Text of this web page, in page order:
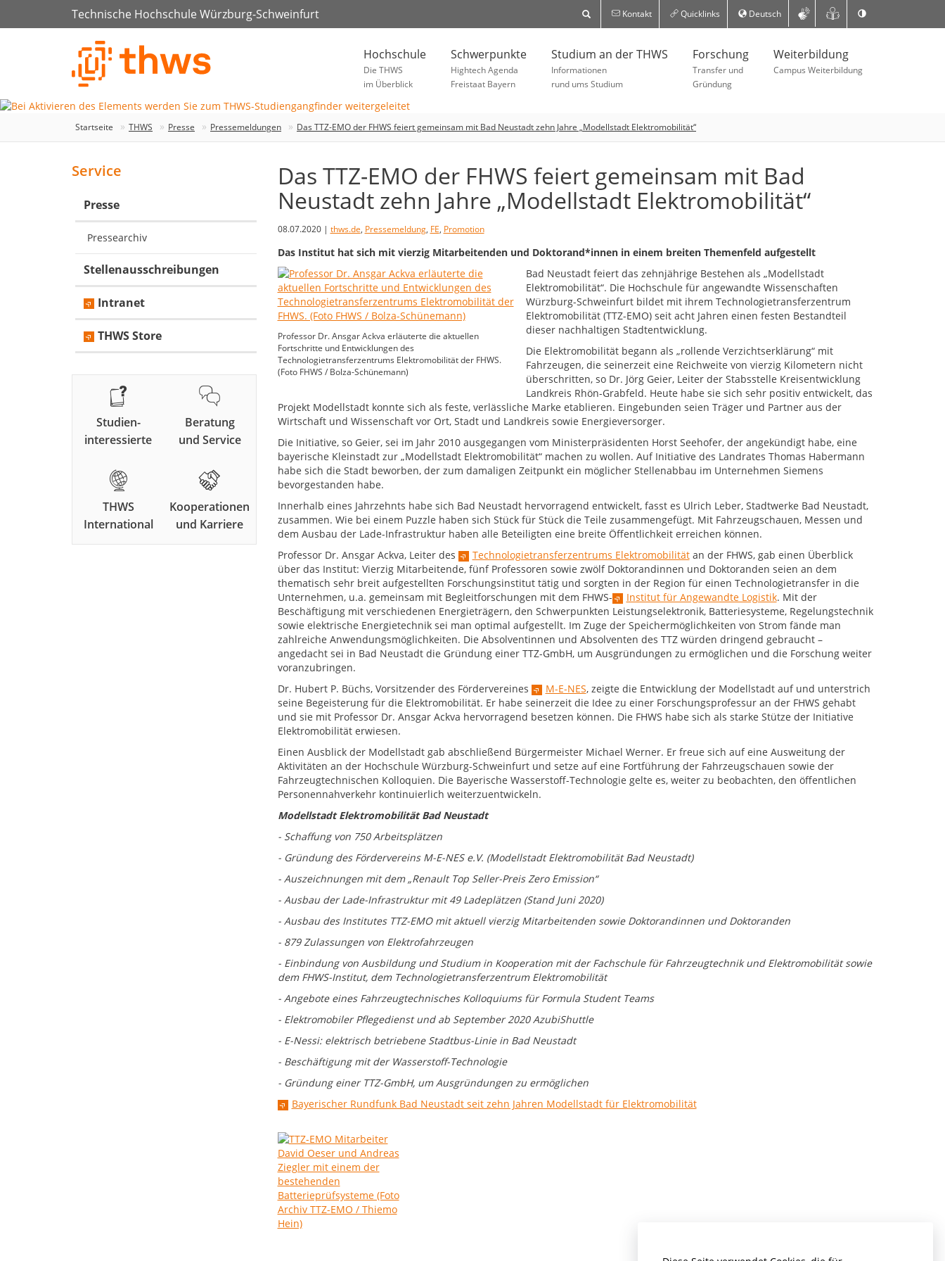
Technische Hochschule Würzburg-Schweinfurt Kontakt Quicklinks Deutsch
Hochschule
Die THWS
im Überblick
Schwerpunkte
Hightech Agenda
Freistaat Bayern
Studium an der THWS
Informationen
rund ums Studium
Forschung
Transfer und
Gründung
Weiterbildung
Campus Weiterbildung
Startseite THWS Presse Pressemeldungen Das TTZ-EMO der FHWS feiert gemeinsam mit Bad Neustadt zehn Jahre „Modellstadt Elektromobilität“
Das TTZ-EMO der FHWS feiert gemeinsam mit Bad
Neustadt zehn Jahre „Modellstadt Elektromobilität“
08.07.2020 | thws.de, Pressemeldung, FE, Promotion
Das Institut hat sich mit vierzig Mitarbeitenden und Doktorand*innen in einem breiten Themenfeld aufgestellt
Professor Dr. Ansgar Ackva erläuterte die aktuellen
Fortschritte und Entwicklungen des
Technologietransferzentrums Elektromobilität der FHWS.
(Foto FHWS / Bolza-Schünemann)
Bad Neustadt feiert das zehnjährige Bestehen als „Modellstadt
Elektromobilität“. Die Hochschule für angewandte Wissenschaften
Würzburg-Schweinfurt bildet mit ihrem Technologietransferzentrum
Elektromobilität (TTZ-EMO) seit acht Jahren einen festen Bestandteil
dieser nachhaltigen Stadtentwicklung.
Die Elektromobilität begann als „rollende Verzichtserklärung“ mit
Fahrzeugen, die seinerzeit eine Reichweite von vierzig Kilometern nicht
überschritten, so Dr. Jörg Geier, Leiter der Stabsstelle Kreisentwicklung
Landkreis Rhön-Grabfeld. Heute habe sie sich sehr positiv entwickelt, das
Projekt Modellstadt konnte sich als feste, verlässliche Marke etablieren. Eingebunden seien Träger und Partner aus der
Wirtschaft und Wissenschaft vor Ort, Stadt und Landkreis sowie Energieversorger.
Die Initiative, so Geier, sei im Jahr 2010 ausgegangen vom Ministerpräsidenten Horst Seehofer, der angekündigt habe, eine
bayerische Kleinstadt zur „Modellstadt Elektromobilität“ machen zu wollen. Auf Initiative des Landrates Thomas Habermann
habe sich die Stadt beworben, der zum damaligen Zeitpunkt ein möglicher Stellenabbau im Unternehmen Siemens
bevorgestanden habe.
Innerhalb eines Jahrzehnts habe sich Bad Neustadt hervorragend entwickelt, fasst es Ulrich Leber, Stadtwerke Bad Neustadt,
zusammen. Wie bei einem Puzzle haben sich Stück für Stück die Teile zusammengefügt. Mit Fahrzeugschauen, Messen und
dem Ausbau der Lade-Infrastruktur haben alle Beteiligten eine breite Öffentlichkeit erreichen können.
Professor Dr. Ansgar Ackva, Leiter des
Technologietransferzentrums Elektromobilitätan der FHWS, gab einen Überblick
über das Institut: Vierzig Mitarbeitende, fünf Professoren sowie zwölf Doktorandinnen und Doktoranden seien an dem
thematisch sehr breit aufgestellten Forschungsinstitut tätig und sorgten in der Region für einen Technologietransfer in die
Unternehmen, u.a. gemeinsam mit Begleitforschungen mit dem FHWS-
Institut für Angewandte Logistik. Mit der
Beschäftigung mit verschiedenen Energieträgern, den Schwerpunkten Leistungselektronik, Batteriesysteme, Regelungstechnik
sowie elektrische Energietechnik sei man optimal aufgestellt. Im Zuge der Speichermöglichkeiten von Strom fände man
zahlreiche Anwendungsmöglichkeiten. Die Absolventinnen und Absolventen des TTZ würden dringend gebraucht –
angedacht sei in Bad Neustadt die Gründung einer TTZ-GmbH, um Ausgründungen zu ermöglichen und die Forschung weiter
voranzubringen.
Dr. Hubert P. Büchs, Vorsitzender des Fördervereines
M-E-NES, zeigte die Entwicklung der Modellstadt auf und unterstrich
seine Begeisterung für die Elektromobilität. Er habe seinerzeit die Idee zu einer Forschungsprofessur an der FHWS gehabt
und sie mit Professor Dr. Ansgar Ackva hervorragend besetzen können. Die FHWS habe sich als starke Stütze der Initiative
Elektromobilität erwiesen.
Einen Ausblick der Modellstadt gab abschließend Bürgermeister Michael Werner. Er freue sich auf eine Ausweitung der
Aktivitäten an der Hochschule Würzburg-Schweinfurt und setze auf eine Fortführung der Fahrzeugschauen sowie der
Fahrzeugtechnischen Kolloquien. Die Bayerische Wasserstoff-Technologie gelte es, weiter zu beobachten, den öffentlichen
Personennahverkehr kontinuierlich weiterzuentwickeln.
Modellstadt Elektromobilität Bad Neustadt
- Schaffung von 750 Arbeitsplätzen
- Gründung des Fördervereins M-E-NES e.V. (Modellstadt Elektromobilität Bad Neustadt)
- Auszeichnungen mit dem „Renault Top Seller-Preis Zero Emission“
- Ausbau der Lade-Infrastruktur mit 49 Ladeplätzen (Stand Juni 2020)
- Ausbau des Institutes TTZ-EMO mit aktuell vierzig Mitarbeitenden sowie Doktorandinnen und Doktoranden
- 879 Zulassungen von Elektrofahrzeugen
- Einbindung von Ausbildung und Studium in Kooperation mit der Fachschule für Fahrzeugtechnik und Elektromobilität sowie
dem FHWS-Institut, dem Technologietransferzentrum Elektromobilität
- Angebote eines Fahrzeugtechnisches Kolloquiums für Formula Student Teams
- Elektromobiler Pflegedienst und ab September 2020 AzubiShuttle
- E-Nessi: elektrisch betriebene Stadtbus-Linie in Bad Neustadt
- Beschäftigung mit der Wasserstoff-Technologie
- Gründung einer TTZ-GmbH, um Ausgründungen zu ermöglichen
Bayerischer Rundfunk Bad Neustadt seit zehn Jahren Modellstadt für Elektromobilität
Service
Presse
Pressearchiv
Stellenausschreibungen
Intranet
THWS Store
Studien-
interessierte
Beratung
und Service
THWS
International
Kooperationen
und Karriere